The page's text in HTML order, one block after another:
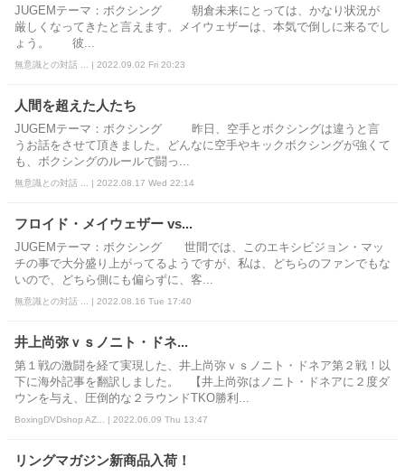
JUGEMテーマ：ボクシング 朝倉未来にとっては、かなり状況が
厳しくなってきたと言えます。メイウェザーは、本気で倒しに来るでし
ょう。 彼...
無意識との対話 ... | 2022.09.02 Fri 20:23
人間を超えた人たち
JUGEMテーマ：ボクシング 昨日、空手とボクシングは違うと言
うお話をさせて頂きました。どんなに空手やキックボクシングが強くて
も、ボクシングのルールで闘っ...
無意識との対話 ... | 2022.08.17 Wed 22:14
フロイド・メイウェザー vs...
JUGEMテーマ：ボクシング 世間では、このエキシビジョン・マッ
チの事で大分盛り上がってるようですが、私は、どちらのファンでもな
いので、どちら側にも偏らずに、客...
無意識との対話 ... | 2022.08.16 Tue 17:40
井上尚弥ｖｓノニト・ドネ...
第１戦の激闘を経て実現した、井上尚弥ｖｓノニト・ドネア第２戦！以
下に海外記事を翻訳しました。 【井上尚弥はノニト・ドネアに２度ダ
ウンを与え、圧倒的な２ラウンドTKO勝利...
BoxingDVDshop AZ... | 2022.06.09 Thu 13:47
リングマガジン新商品入荷！